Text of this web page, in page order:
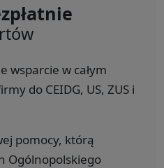
wsparcie w całym
do CEIDG, US, ZUS i
pomocy, którą
Ogólnopolskiego